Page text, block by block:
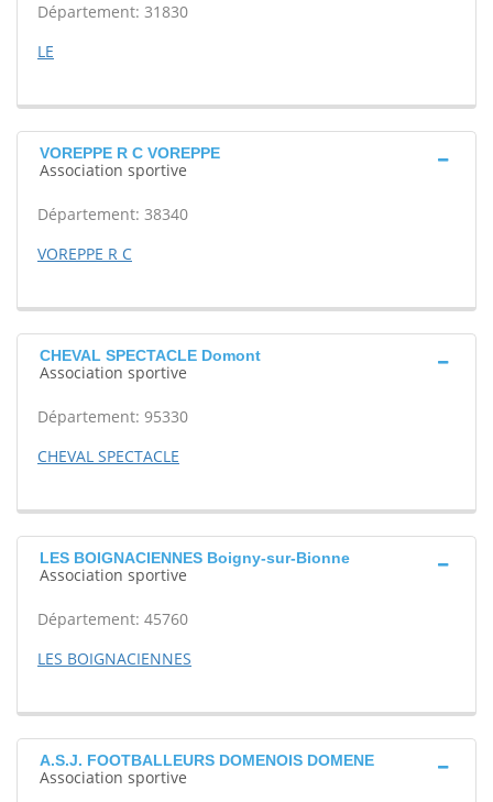
Département: 31830
LE
VOREPPE R C VOREPPE
Association sportive
Département: 38340
VOREPPE R C
CHEVAL SPECTACLE Domont
Association sportive
Département: 95330
CHEVAL SPECTACLE
LES BOIGNACIENNES Boigny-sur-Bionne
Association sportive
Département: 45760
LES BOIGNACIENNES
A.S.J. FOOTBALLEURS DOMENOIS DOMENE
Association sportive